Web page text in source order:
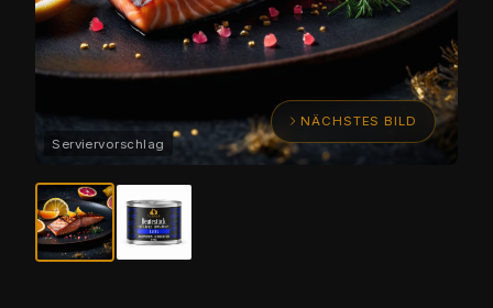
NÄCHSTES BILD